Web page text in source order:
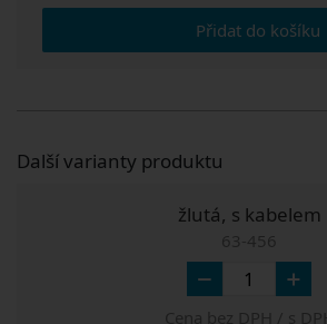
Přidat do košíku
Další varianty produktu
žlutá, s kabelem
63-456
Cena bez DPH / s DPH